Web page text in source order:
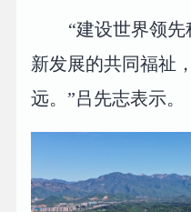
“建设世界领
新发展的共同福祉
远。”吕先志表示。